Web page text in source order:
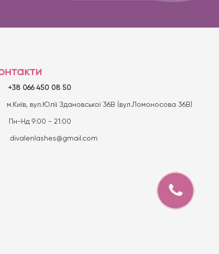
+38 066 450 08 50
м.Київ, вул.Юлії Здановської 36В (вул.Ломоносова 36В)
Пн-Нд 9:00 - 21:00
divalenlashes@gmail.com